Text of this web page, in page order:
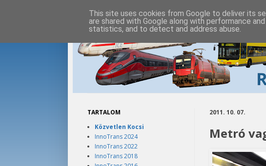
2011. 10. 07.
Metró
TARTALOM
Közvetlen Kocsi
InnoTrans 2024
InnoTrans 2022
InnoTrans 2018
This site uses cookies from Google to deliver its
are shared with Google along with performance
statistics, and to detect and address abuse.